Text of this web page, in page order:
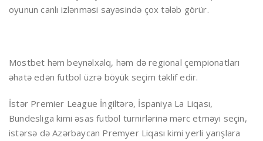
oyunun canlı izlənməsi sayəsində çox tələb görür.
Mostbet həm beynəlxalq, həm də regional çempionatları
əhatə edən futbol üzrə böyük seçim təklif edir.
İstər Premier League İngiltərə, İspaniya La Liqası,
Bundesliga kimi əsas futbol turnirlərinə mərc etməyi seçin,
istərsə də Azərbaycan Premyer Liqası kimi yerli yarışlara